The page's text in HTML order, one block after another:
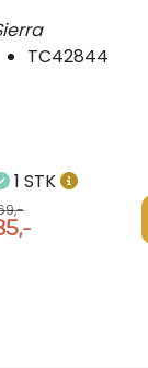
TC42844
1 STK